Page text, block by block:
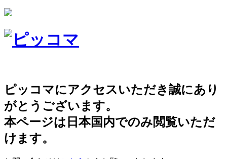
ピッコマにアクセスいただき誠にあり
がとうございます。
本ページは日本国内でのみ閲覧いただ
けます。